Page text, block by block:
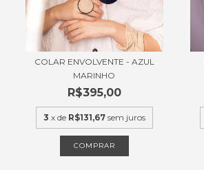
COLAR ENVOLVENTE - AZUL
MARINHO
R$395,00
3 x de R$131,67 sem juros
COMPRAR